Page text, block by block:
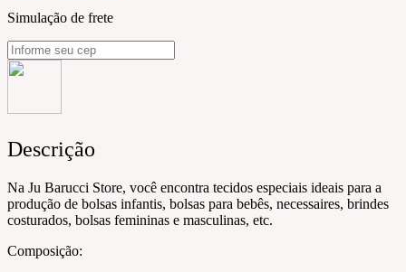
Simulação de frete
Descrição
Na Ju Barucci Store, você encontra tecidos especiais ideais para a
produção de bolsas infantis, bolsas para bebês, necessaires, brindes
costurados, bolsas femininas e masculinas, etc.
Composição: